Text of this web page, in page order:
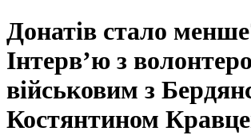
Донатів стало
Інтерв’ю з
військовим з
Костянтином